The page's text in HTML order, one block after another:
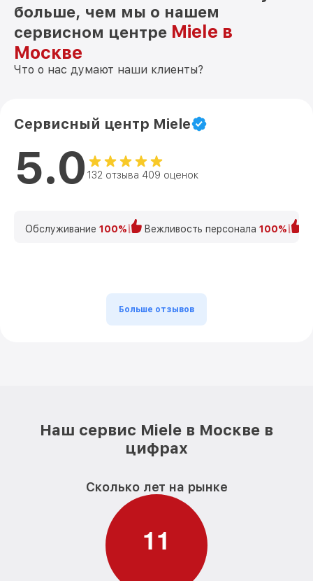
больше, чем мы о нашем
сервисном центре Miele в
Москве
Что о нас думают наши клиенты?
Сервисный центр Miele
5.0 132 отзыва 409 оценок
Обслуживание 100% Вежливость персонала 100%
Больше отзывов
Наш сервис Miele в Москве в
цифрах
Сколько лет на рынке
11